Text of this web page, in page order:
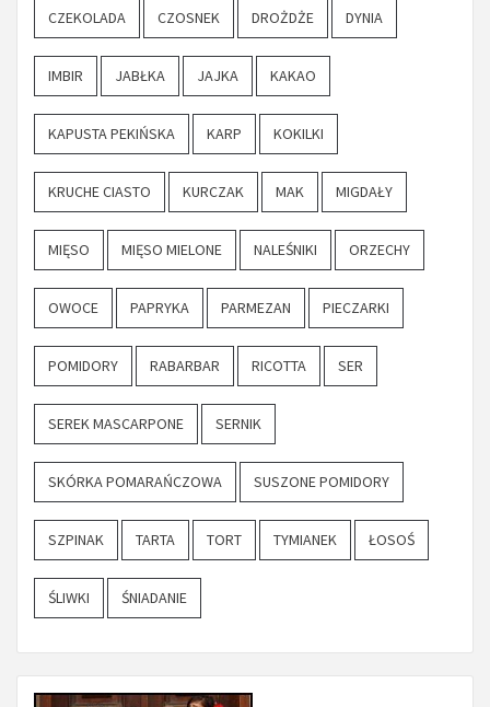
CZEKOLADA CZOSNEK DROŻDŻE DYNIA
IMBIR JABŁKA JAJKA KAKAO
KAPUSTA PEKIŃSKA KARP KOKILKI
KRUCHE CIASTO KURCZAK MAK MIGDAŁY
MIĘSO MIĘSO MIELONE NALEŚNIKI ORZECHY
OWOCE PAPRYKA PARMEZAN PIECZARKI
POMIDORY RABARBAR RICOTTA SER
SEREK MASCARPONE SERNIK
SKÓRKA POMARAŃCZOWA SUSZONE POMIDORY
SZPINAK TARTA TORT TYMIANEK ŁOSOŚ
ŚLIWKI ŚNIADANIE